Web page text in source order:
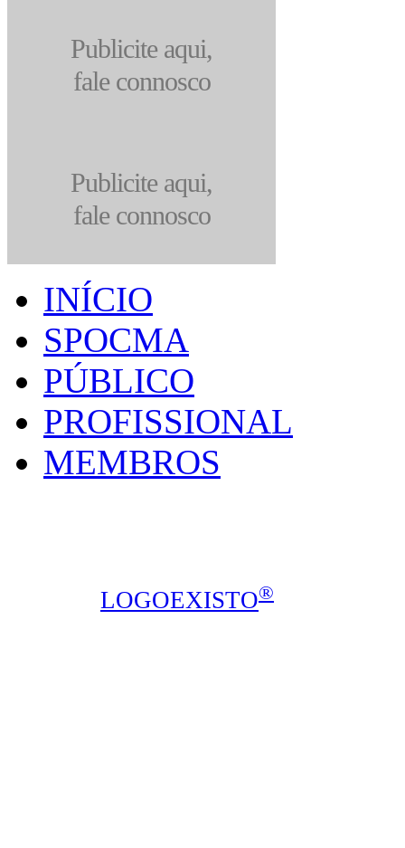
Publicite aqui,
fale connosco
Publicite aqui,
fale connosco
INÍCIO
SPOCMA
PÚBLICO
PROFISSIONAL
MEMBROS
LOGOEXISTO®